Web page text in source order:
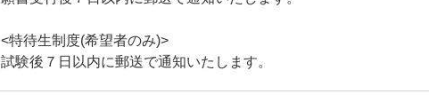
<特待生制度(希望者のみ)>
試験後７日以内に郵送で通知いたします。